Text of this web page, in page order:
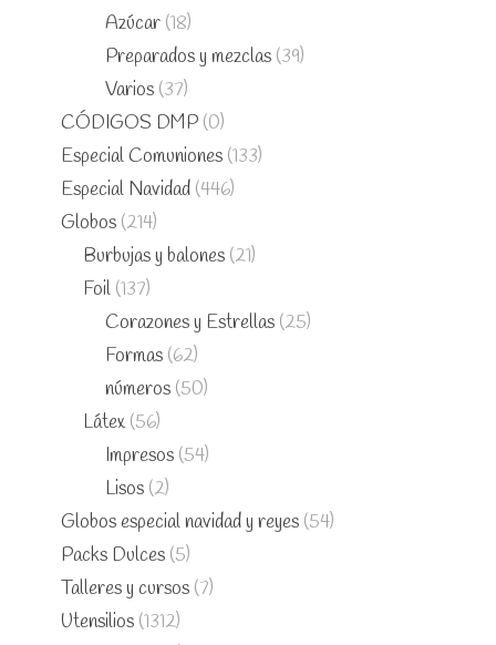
Azúcar (18)
Preparados y mezclas (39)
Varios (37)
CÓDIGOS DMP (0)
Especial Comuniones (133)
Especial Navidad (446)
Globos (214)
Burbujas y balones (21)
Foil (137)
Corazones y Estrellas (25)
Formas (62)
números (50)
Látex (56)
Impresos (54)
Lisos (2)
Globos especial navidad y reyes (54)
Packs Dulces (5)
Talleres y cursos (7)
Utensilios (1312)